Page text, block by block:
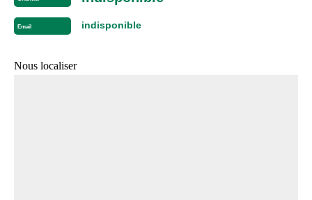
Email indisponible
Nous localiser